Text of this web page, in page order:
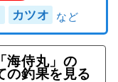
カツオ
「海侍丸」の
の釣果を見る